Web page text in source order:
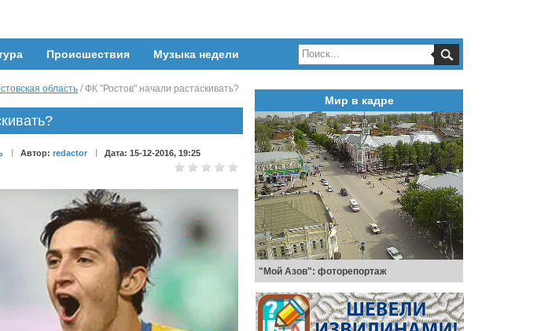
Происшествия Музыка недели
область / ФК "Ростов" начали растаскивать?
Автор: redactor Дата: 15-12-2016, 19:25
Мир в кадре
"Мой Азов": фоторепортаж